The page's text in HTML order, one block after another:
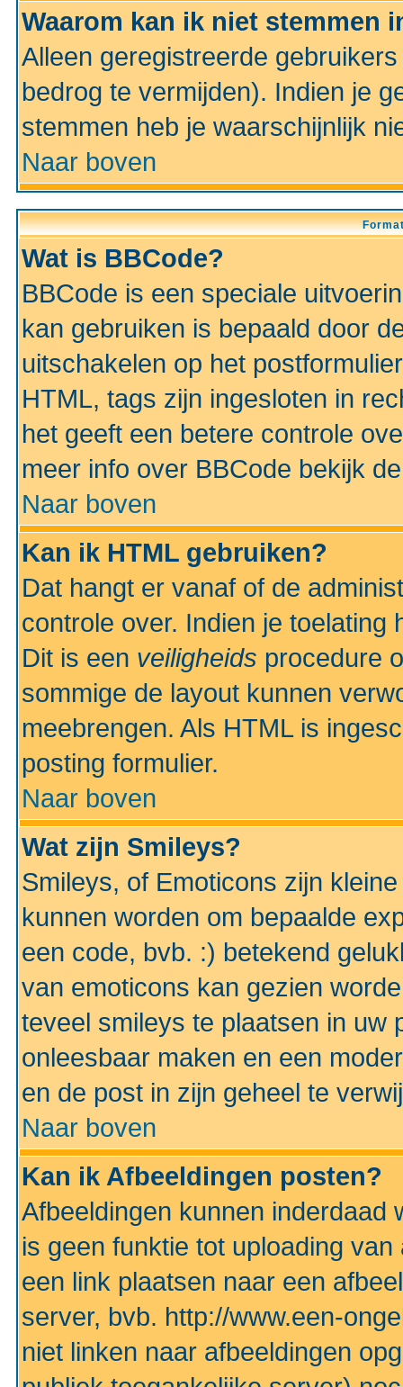
Waarom kan ik niet stemmen
Alleen geregistreerde
bedrog te vermijden). Indien je
stemmen heb je waarschijnlijk
Naar boven
Wat is BBCode?
BBCode is een speciale
kan gebruiken is bepaald door
uitschakelen op het
HTML, tags zijn ingesloten in
het geeft een betere controle
meer info over BBCode bekijk
Naar boven
Kan ik HTML gebruiken?
Dat hangt er vanaf of de
controle over. Indien je
Dit is een veiligheids procedure
sommige de layout kunnen
meebrengen. Als HTML is
posting formulier.
Naar boven
Wat zijn Smileys?
Smileys, of Emoticons zijn
kunnen worden om bepaalde
een code, bvb. :) betekend
van emoticons kan gezien
teveel smileys te plaatsen in uw
onleesbaar maken en een
en de post in zijn geheel te
Naar boven
Kan ik Afbeeldingen posten?
Afbeeldingen kunnen inderdaad
is geen funktie tot uploading
een link plaatsen naar een
server, bvb. http://www.een-
niet linken naar afbeeldingen